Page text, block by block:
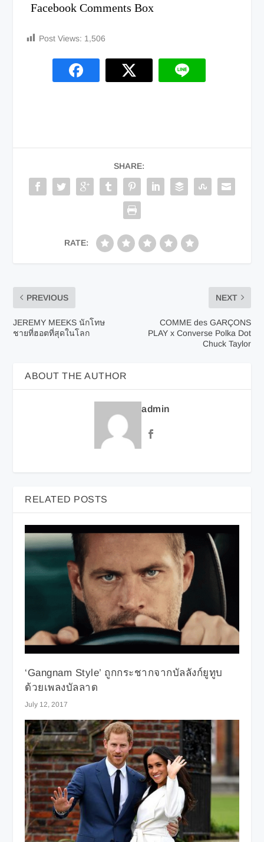
Facebook Comments Box
Post Views: 1,506
SHARE:
RATE:
PREVIOUS
JEREMY MEEKS นักโทษ
ชายที่ฮอตที่สุดในโลก
NEXT
COMME des GARÇONS
PLAY x Converse Polka Dot
Chuck Taylor
ABOUT THE AUTHOR
admin
RELATED POSTS
‘Gangnam Style’ ถูกกระชากจากบัลลังก์ยูทูบ
ด้วยเพลงบัลลาด
July 12, 2017